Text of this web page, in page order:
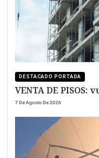
DESTACADO PORTADA
VENTA DE PISOS:
7 De Agosto De 2026